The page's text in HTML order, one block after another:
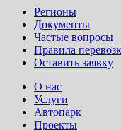
Регионы
Документы
Частые вопросы
Правила
Оставить заявку
О нас
Услуги
Автопарк
Проекты